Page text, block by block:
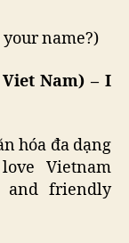
name?)
Nam) – I
hóa đa dạng
Vietnam
and friendly